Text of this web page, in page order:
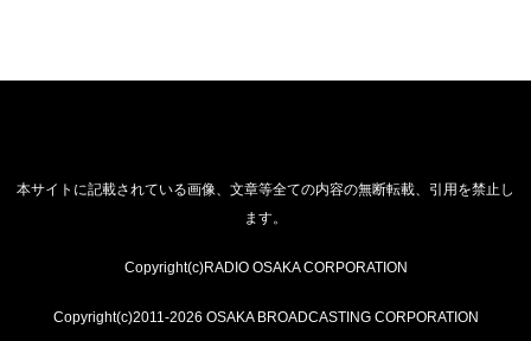
本サイトに記載されている画像、文章等全ての内容の無断転載、引用を禁止し
ます。
Copyright(c)RADIO OSAKA CORPORATION
Copyright(c)2011-2026 OSAKA BROADCASTING CORPORATION